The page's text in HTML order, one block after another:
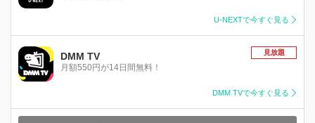
U-NEXTで今すぐ見る
DMM TV
月額550円が14日間無料！
見放題
DMM TVで今すぐ見る